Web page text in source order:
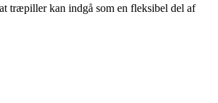
træpiller kan indgå som en fleksibel del af